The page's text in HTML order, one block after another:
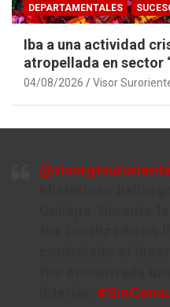
DEPARTAMENTALES
Iba a una actividad
atropellada en sector
04/08/2026 Visor